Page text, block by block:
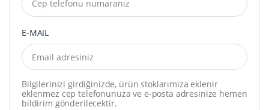
E-MAIL
Bilgilerinizi girdiğinizde, ürün stoklarımıza eklenir
eklenmez cep telefonunuza ve e-posta adresinize hemen
bildirim gönderilecektir.